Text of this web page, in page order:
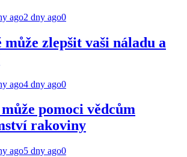
ago2 dny ago0
může zlepšit vaši náladu a
ago4 dny ago0
pomoci vědcům
rakoviny
ago5 dny ago0